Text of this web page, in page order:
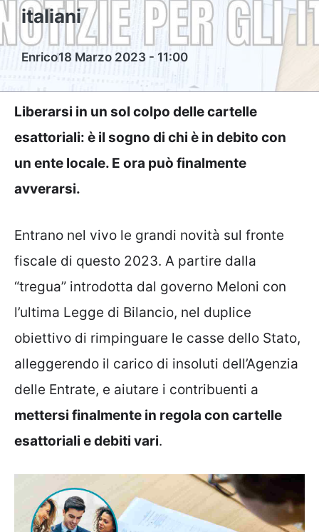
italiani
Enrico18 Marzo 2023 - 11:00
Liberarsi in un sol colpo delle cartelle
esattoriali: è il sogno di chi è in debito con
un ente locale. E ora può finalmente
avverarsi.
Entrano nel vivo le grandi novità sul fronte
fiscale di questo 2023. A partire dalla
“tregua” introdotta dal governo Meloni con
l’ultima Legge di Bilancio, nel duplice
obiettivo di rimpinguare le casse dello Stato,
alleggerendo il carico di insoluti dell’Agenzia
delle Entrate, e aiutare i contribuenti a
mettersi finalmente in regola con cartelle
esattoriali e debiti vari.